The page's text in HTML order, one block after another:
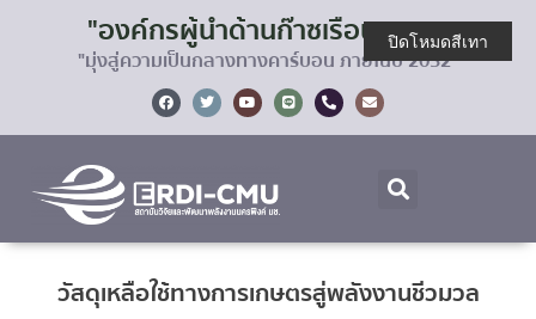
"องค์กรผู้นำด้านก๊าซเรือนกระจก
"มุ่งสู่ความเป็นกลางทางคาร์บอน ภายในปี 2032"
วัสดุเหลือใช้ทางการเกษตรสู่พลังงานชีวมวล
ปิดโหมดสีเทา